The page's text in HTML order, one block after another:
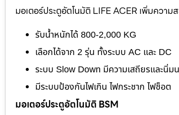
มอเตอร์ประตูอัตโนมัติ LIFE ACER เพิ่มควา
รับน้ำหนักได้ 800-2,000 KG
เลือกได้จาก 2 รุ่น ทั้งระบบ AC และ DC
ระบบ Slow Down มีความเสถียรและนิ่ม
มีระบบป้องกันไฟเกิน ไฟกระชาก ไฟช็อต
มอเตอร์ประตูอัตโนมัติ BSM